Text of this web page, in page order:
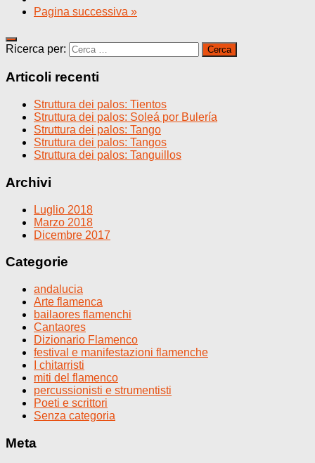
Pagina successiva »
Ricerca per:
Articoli recenti
Struttura dei palos: Tientos
Struttura dei palos: Soleá por Bulería
Struttura dei palos: Tango
Struttura dei palos: Tangos
Struttura dei palos: Tanguillos
Archivi
Luglio 2018
Marzo 2018
Dicembre 2017
Categorie
andalucia
Arte flamenca
bailaores flamenchi
Cantaores
Dizionario Flamenco
festival e manifestazioni flamenche
I chitarristi
miti del flamenco
percussionisti e strumentisti
Poeti e scrittori
Senza categoria
Meta